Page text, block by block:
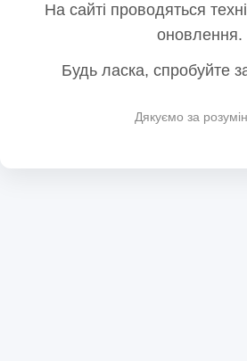
На сайті проводяться
оновлення.
Будь ласка, спробуйте
Дякуємо за